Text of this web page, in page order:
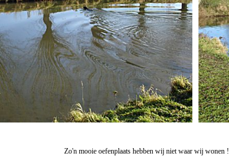
Zo'n mooie oefenplaats hebben wij niet waar wij wonen !